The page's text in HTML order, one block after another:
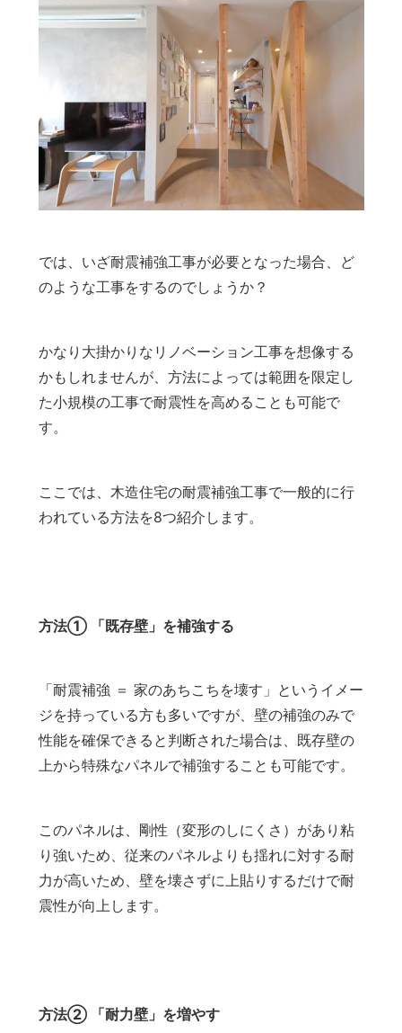
では、いざ耐震補強工事が必要となった場合、ど
のような工事をするのでしょうか？
かなり大掛かりなリノベーション工事を想像する
かもしれませんが、方法によっては範囲を限定し
た小規模の工事で耐震性を高めることも可能で
す。
ここでは、木造住宅の耐震補強工事で一般的に行
われている方法を8つ紹介します。
方法① 「既存壁」を補強する
「耐震補強 ＝ 家のあちこちを壊す」というイメー
ジを持っている方も多いですが、壁の補強のみで
性能を確保できると判断された場合は、既存壁の
上から特殊なパネルで補強することも可能です。
このパネルは、剛性（変形のしにくさ）があり粘
り強いため、従来のパネルよりも揺れに対する耐
力が高いため、壁を壊さずに上貼りするだけで耐
震性が向上します。
方法② 「耐力壁」を増やす